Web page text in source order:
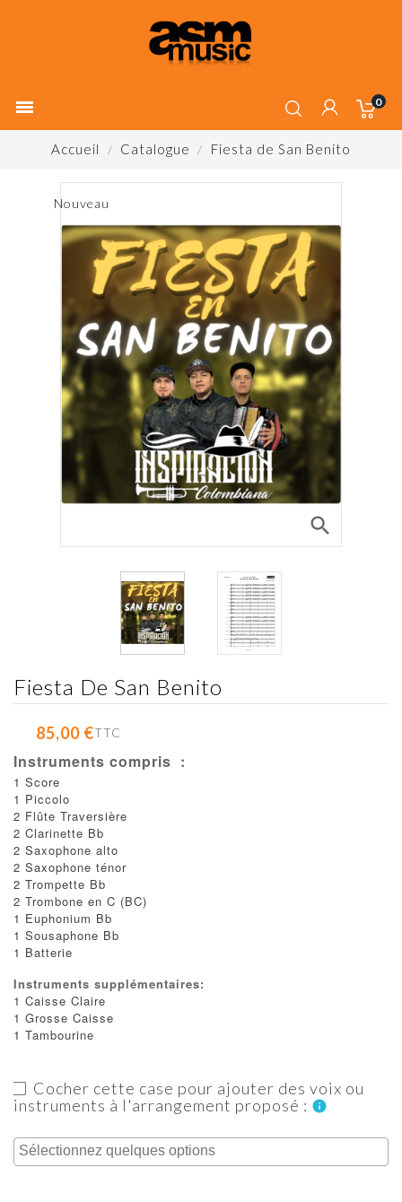
 0
Accueil Catalogue Fiesta de San Benito
Nouveau
search
Fiesta De San Benito
85,00 €TTC
Instruments compris :
1 Score
1 Piccolo
2 Flûte Traversière
2 Clarinette Bb
2 Saxophone alto
2 Saxophone ténor
2 Trompette Bb
2 Trombone en C (BC)
1 Euphonium Bb
1 Sousaphone Bb
1 Batterie
Instruments supplémentaires:
1 Caisse Claire
1 Grosse Caisse
1 Tambourine
Cocher cette case pour ajouter des voix ou
instruments à l'arrangement proposé : info